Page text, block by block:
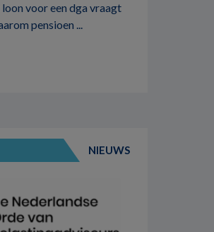
voor een dga vraagt
pensioen ...
NIEUWS